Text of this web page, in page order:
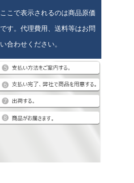
ここで表示されるのは商品原価
です。代理費用、送料等はお問
い合わせください。